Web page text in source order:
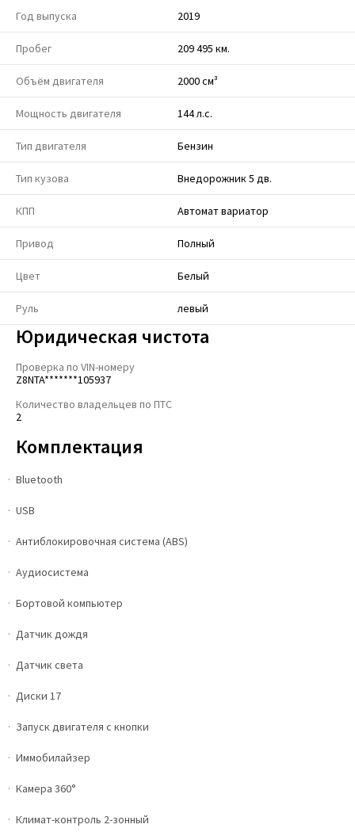
Год выпуска 2019
Пробег 209 495 км.
Объём двигателя 2000 см³
Мощность двигателя 144 л.с.
Тип двигателя Бензин
Тип кузова Внедорожник 5 дв.
КПП Автомат вариатор
Привод Полный
Цвет Белый
Руль левый
Юридическая чистота
Проверка по VIN-номеру
Z8NTA*******105937
Количество владельцев по ПТС
2
Комплектация
Bluetooth
USB
Антиблокировочная система (ABS)
Аудиосистема
Бортовой компьютер
Датчик дождя
Датчик света
Диски 17
Запуск двигателя с кнопки
Иммобилайзер
Камера 360°
Климат-контроль 2-зонный